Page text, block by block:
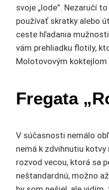
svoje „lode”. Nezaručí
používať skratky alebo
ceste hľadania
vám prehliadku flotily,
Molotovovým koktejlom
Fregata
V súčasnosti nemálo
nemá k zdvihnutiu kotvy
rozvod vecou, ktorá sa
neštandardnú, možno